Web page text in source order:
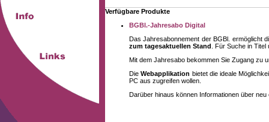
Verfügbare Produkte
BGBl.-Jahresabo Digital
Das Jahresabonnement der BGBl. ermöglicht
zum tagesaktuellen Stand . Für Suche in
Mit dem Jahresabo bekommen Sie Zugang zu
DieWebapplikation bietet die ideale
PC aus zugreifen wollen.
Darüber hinaus können Informationen über